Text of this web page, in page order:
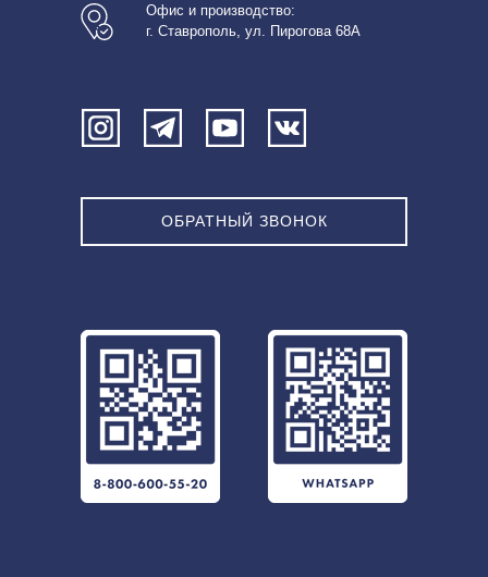
Офис и производство:
г. Ставрополь, ул. Пирогова 68А
ОБРАТНЫЙ ЗВОНОК